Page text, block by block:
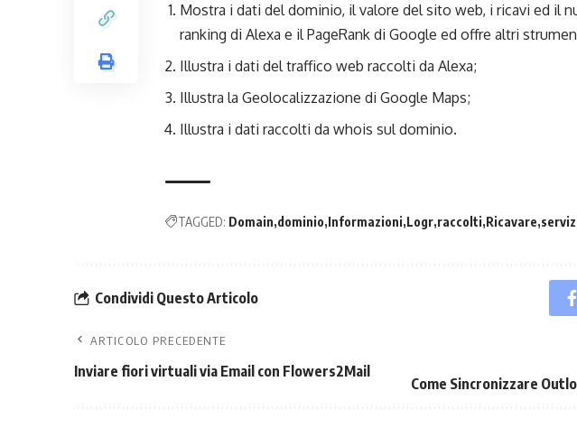
Mostra i dati del dominio, il valore del sito web, i ricavi ed il
ranking di Alexa e il PageRank di Google ed offre altri
Illustra i dati del traffico web raccolti da Alexa;
Illustra la Geolocalizzazione di Google Maps;
Illustra i dati raccolti da whois sul dominio.
TAGGED: Domain dominio Informazioni Logr raccolti Ricavare
Condividi Questo Articolo
ARTICOLO PRECEDENTE
Inviare fiori virtuali via Email con Flowers2Mail
Come Sincronizzare